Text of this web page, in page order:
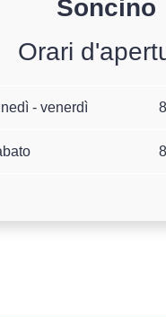
Soncino
Orari
- venerdì